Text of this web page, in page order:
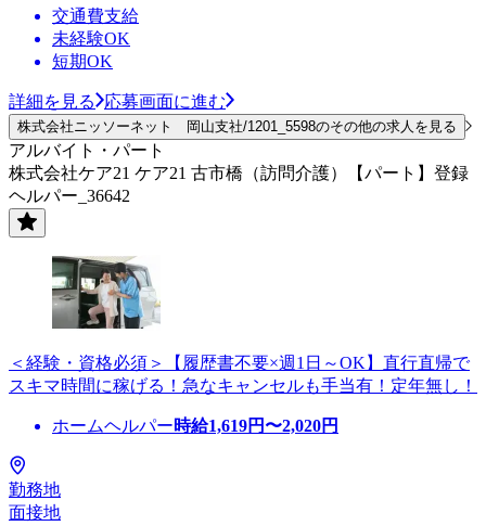
交通費支給
未経験OK
短期OK
詳細を見る 応募画面に進む
株式会社ニッソーネット 岡山支社/1201_5598のその他の求人を見る
アルバイト・パート
株式会社ケア21 ケア21 古市橋（訪問介護）【パート】登録
ヘルパー_36642
＜経験・資格必須＞【履歴書不要×週1日～OK】直行直帰で
スキマ時間に稼げる！急なキャンセルも手当有！定年無し！
ホームヘルパー時給1,619円〜2,020円
勤務地
面接地